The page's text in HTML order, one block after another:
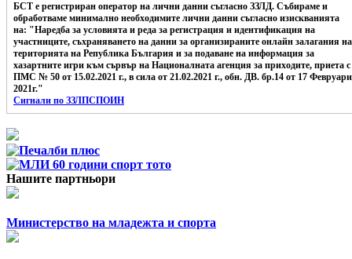
БСТ е регистриран оператор на лични данни съгласно ЗЗЛД. Събираме и
обработваме минимално необходимите лични данни съгласно изискванията
на: "Наредба за условията и реда за регистрация и идентификация на
участниците, съхраняването на данни за организираните онлайн залагания на
територията на Република България и за подаване на информация за
хазартните игри към сървър на Националната агенция за приходите, приета с
ПМС № 50 от 15.02.2021 г., в сила от 21.02.2021 г., обн. ДВ. бр.14 от 17 Февруари
2021г."
Сигнали по ЗЗЛПСПОИН
Нашите партньори
Министерство на младежта и спорта